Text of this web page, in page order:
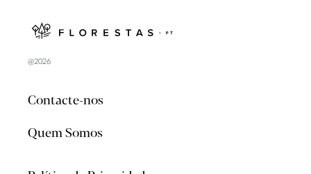
@2026
Contacte-nos
Quem Somos